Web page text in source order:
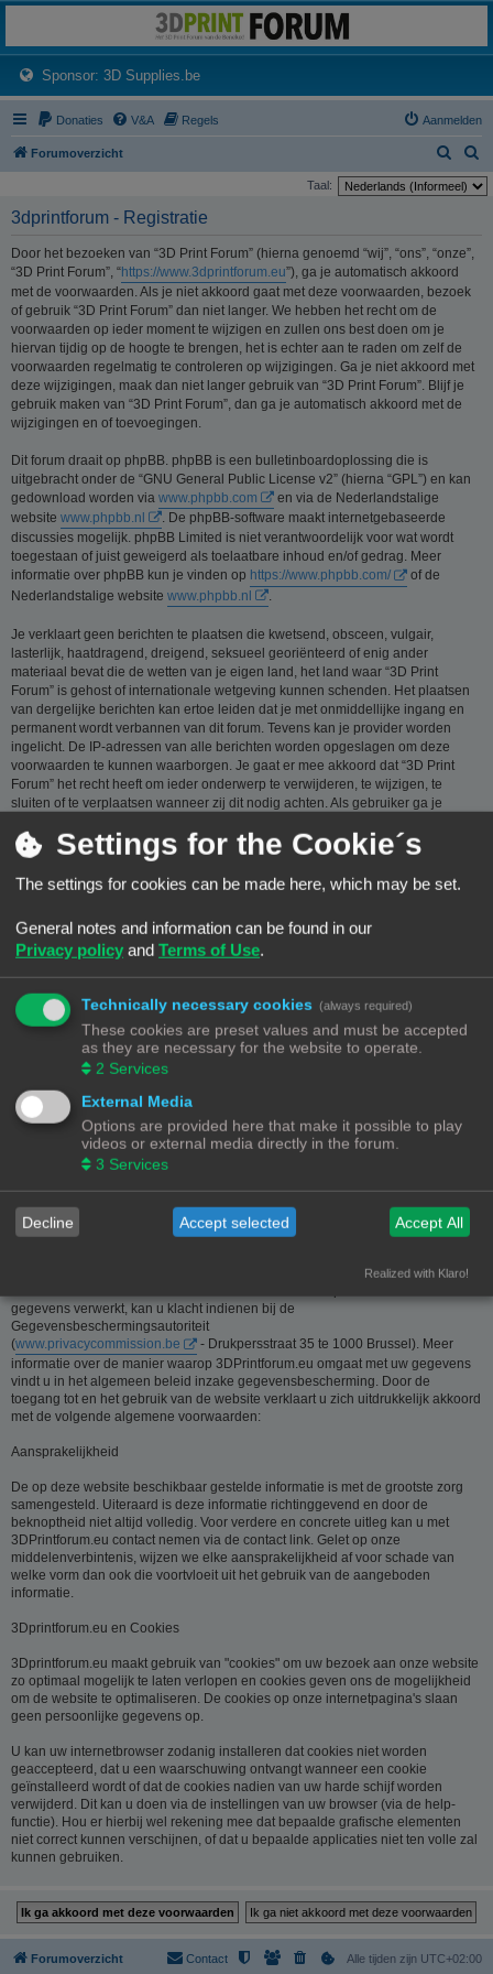
Het 3D print forum van de Benelux na de sluiting van 3dprintforum.nl
Sponsor: 3D Supplies.be(Opens a new tab)
Donaties V&A Regels Aanmelden
Forumoverzicht
o
o
Taal:
3dprintforum - Registratie
Door het bezoeken van “3D Print Forum” (hierna genoemd “wij”, “ons”, “onze”,
“3D Print Forum”, “https://www.3dprintforum.eu”), ga je automatisch akkoord
met de voorwaarden. Als je niet akkoord gaat met deze voorwaarden, bezoek
of gebruik “3D Print Forum” dan niet langer. We hebben het recht om de
voorwaarden op ieder moment te wijzigen en zullen ons best doen om je
hiervan tijdig op de hoogte te brengen, het is echter aan te raden om zelf de
voorwaarden regelmatig te controleren op wijzigingen. Ga je niet akkoord met
deze wijzigingen, maak dan niet langer gebruik van “3D Print Forum”. Blijf je
gebruik maken van “3D Print Forum”, dan ga je automatisch akkoord met de
wijzigingen en of toevoegingen.
Dit forum draait op phpBB. phpBB is een bulletinboardoplossing die is
uitgebracht onder de “GNU General Public License v2” (hierna “GPL”) en kan
gedownload worden via www.phpbb.com
en via de Nederlandstalige
website www.phpbb.nl
. De phpBB-software maakt internetgebaseerde
discussies mogelijk. phpBB Limited is niet verantwoordelijk voor wat wordt
toegestaan of juist geweigerd als toelaatbare inhoud en/of gedrag. Meer
informatie over phpBB kun je vinden op https://www.phpbb.com/
of de
Nederlandstalige website www.phpbb.nl
Je verklaart geen berichten te plaatsen die kwetsend, obsceen, vulgair,
lasterlijk, haatdragend, dreigend, seksueel georiënteerd of enig ander
materiaal bevat die de wetten van je eigen land, het land waar “3D Print
Forum” is gehost of internationale wetgeving kunnen schenden. Het plaatsen
van dergelijke berichten kan ertoe leiden dat je met onmiddellijke ingang en
permanent wordt verbannen van dit forum. Tevens kan je provider worden
ingelicht. De IP-adressen van alle berichten worden opgeslagen om deze
voorwaarden te kunnen waarborgen. Je gaat er mee akkoord dat “3D Print
Forum” het recht heeft om ieder onderwerp te verwijderen, te wijzigen, te
sluiten of te verplaatsen wanneer zij dit nodig achten. Als gebruiker ga je
een database. Hoewel deze informatie niet aan een derde partij zal worden
verstrekt zónder je toestemming, kan “3D Print Forum” nóch phpBB
verantwoordelijk worden gehouden voor een hackpoging die ertoe kan leiden
dat de gegevens vrijkomen.
Je gaat akkoord met de regels die zijn samengesteld door de beheerders van
dit forum.: Bekijk de regels van dit Forum
Privacybeleid
Deze website is eigendom van de beheerder van 3Dprintforum.eu
Contactgegevens:
Zie contact link
Inzamelen van informatie - Privacy en gegevensbescherming
De meeste informatie op deze website is beschikbaar zonder dat er
persoonsgegevens moeten worden verstrekt. Wanneer de gebruiker toch om
persoonlijke informatie gevraagd wordt, zal deze informatie enkel gebruikt
door 3Dprintforum.eu op basis van de contractuele relatie als gevolg van het
registreren van een account dan wel op basis van haar gerechtvaardigd
belang om diensten te verlenen en u hiervoor te contacteren. De informatie
verbeteren of wissen. Daartoe volstaat het ons contact op te nemen via de
gegevens verwerkt, kan u klacht indienen bij de
Gegevensbeschermingsautoriteit
(www.privacycommission.be
- Drukpersstraat 35 te 1000 Brussel). Meer
informatie over de manier waarop 3DPrintforum.eu omgaat met uw gegevens
vindt u in het algemeen beleid inzake gegevensbescherming. Door de
toegang tot en het gebruik van de website verklaart u zich uitdrukkelijk akkoord
met de volgende algemene voorwaarden:
Aansprakelijkheid
De op deze website beschikbaar gestelde informatie is met de grootste zorg
samengesteld. Uiteraard is deze informatie richtinggevend en door de
beknoptheid niet altijd volledig. Voor verdere en concrete uitleg kan u met
3DPrintforum.eu contact nemen via de contact link. Gelet op onze
middelenverbintenis, wijzen we elke aansprakelijkheid af voor schade van
welke vorm dan ook die voortvloeit uit het gebruik van de aangeboden
informatie.
3Dprintforum.eu en Cookies
3Dprintforum.eu maakt gebruik van "cookies" om uw bezoek aan onze website
zo optimaal mogelijk te laten verlopen en cookies geven ons de mogelijkheid
om de website te optimaliseren. De cookies op onze internetpagina's slaan
geen persoonlijke gegevens op.
U kan uw internetbrowser zodanig installeren dat cookies niet worden
geaccepteerd, dat u een waarschuwing ontvangt wanneer een cookie
geïnstalleerd wordt of dat de cookies nadien van uw harde schijf worden
verwijderd. Dit kan u doen via de instellingen van uw browser (via de help-
functie). Hou er hierbij wel rekening mee dat bepaalde grafische elementen
niet correct kunnen verschijnen, of dat u bepaalde applicaties niet ten volle zal
kunnen gebruiken.
Forumoverzicht Alle tijden zijn UTC+02:00
Contact
Settings for the Cookie´s
The settings for cookies can be made here, which may be set.
General notes and information can be found in our
Privacy policy and Terms of Use.
Technically necessary cookies (always required)
These cookies are preset values and must be accepted
as they are necessary for the website to operate.
2 Services
External Media
Options are provided here that make it possible to play
videos or external media directly in the forum.
3 Services
Decline Accept selected Accept All
Realized with Klaro!